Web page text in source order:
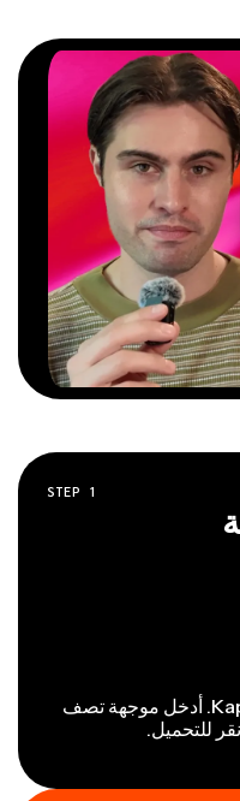
STEP 1
أنشئ محادثة جديدة مع Kapwing AI. أدخل موجهة تصف
للتحميل.